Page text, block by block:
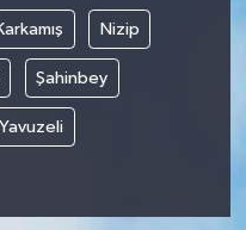
Nizip
Şahinbey
Yavuzeli